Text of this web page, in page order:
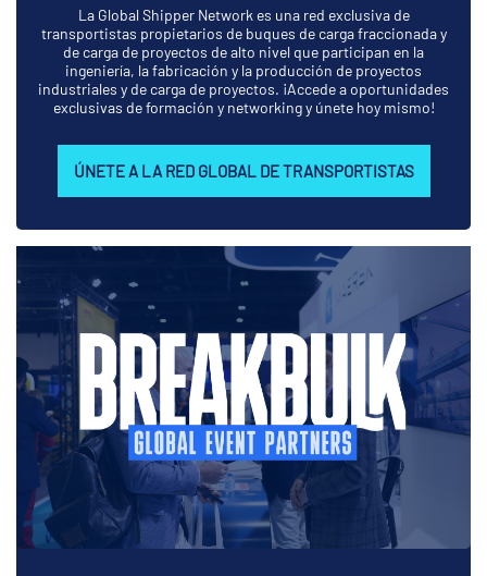
La Global Shipper Network es una red exclusiva de
transportistas propietarios de buques de carga fraccionada y
de carga de proyectos de alto nivel que participan en la
ingeniería, la fabricación y la producción de proyectos
industriales y de carga de proyectos. ¡Accede a oportunidades
exclusivas de formación y networking y únete hoy mismo!
ÚNETE A LA RED GLOBAL DE TRANSPORTISTAS